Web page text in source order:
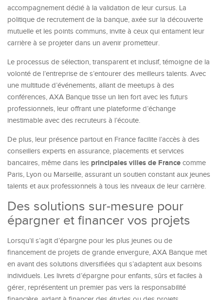
accompagnement dédié à la validation de leur cursus. La
politique de recrutement de la banque, axée sur la découverte
mutuelle et les points communs, invite à ceux qui entament leur
carrière à se projeter dans un avenir prometteur.
Le processus de sélection, transparent et inclusif, témoigne de la
volonté de l’entreprise de s’entourer des meilleurs talents. Avec
une multitude d’événements, allant de meetups à des
conférences, AXA Banque tisse un lien fort avec les futurs
professionnels, leur offrant une plateforme d’échange
inestimable avec des recruteurs à l’écoute.
De plus, leur présence partout en France facilite l’accès à des
conseillers experts en assurance, placements et services
bancaires, même dans les principales villes de France comme
Paris, Lyon ou Marseille, assurant un soutien constant aux jeunes
talents et aux professionnels à tous les niveaux de leur carrière.
Des solutions sur-mesure pour
épargner et financer vos projets
Lorsqu’il s’agit d’épargne pour les plus jeunes ou de
financement de projets de grande envergure, AXA Banque met
en avant des solutions diversifiées qui s’adaptent aux besoins
individuels. Les livrets d’épargne pour enfants, sûrs et faciles à
gérer, représentent un premier pas vers la responsabilité